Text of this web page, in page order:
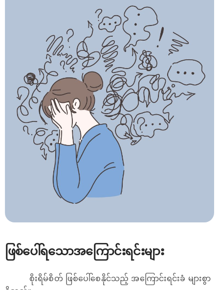
ဖြစ်ပေါ်ရသောအကြောင်းရင်းများ
စိုးရိမ်စိတ် ဖြစ်ပေါ်စေနိုင်သည့် အကြောင်းရင်းခံ များစွာ